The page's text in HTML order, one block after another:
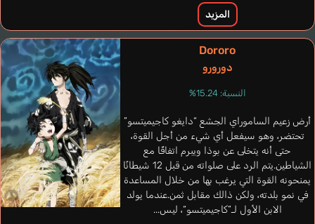
Boone Jessica
Sánchez
Georgina
المزيد
Dororo
دورورو
النسبة: 15.24%
أرض زعيم الساموراي الجشع “دايغو كاجيميتسو”
تحتضر، وهو سيفعل أي شيء من أجل القوة،
حتى أنه يتخلى عن بوذا ويبرم اتفاقًا مع
الشياطين.يتم الرد على صلواته من قبل 12 شيطانًا
يمنحونه القوة التي يرغب بها من خلال المساعدة
في نمو بلدته، ولكن ذالك مقابل ثمن.عندما يولد
الابن الأول لـ”كاجيميتسو“، ليس...